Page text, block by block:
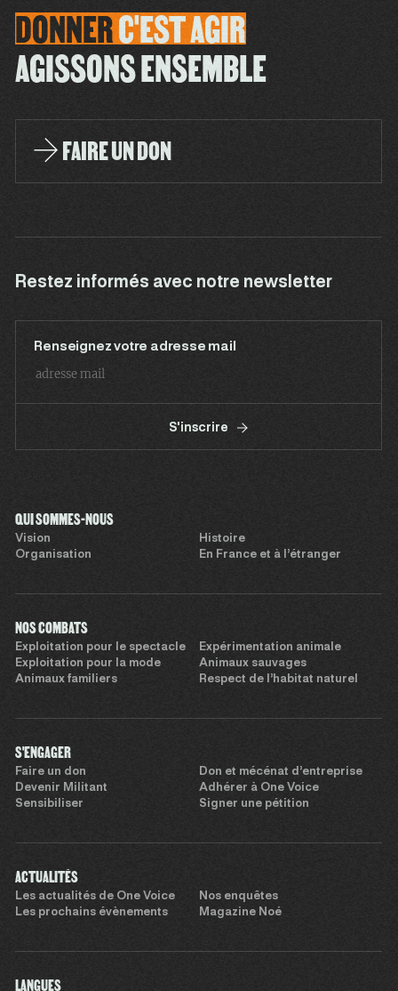
DONNERC'ESTAGIR
AGISSONS ENSEMBLE
FAIRE UN DON
Restez informés avec notre newsletter
Renseignez votre adresse mail
S'inscrire
QUI SOMMES-NOUS
Vision
Histoire
Organisation
En France et à l’étranger
NOS COMBATS
Exploitation pour le spectacle
Expérimentation animale
Exploitation pour la mode
Animaux sauvages
Animaux familiers
Respect de l’habitat naturel
S'ENGAGER
Faire un don
Don et mécénat d’entreprise
Devenir Militant
Adhérer à One Voice
Sensibiliser
Signer une pétition
ACTUALITÉS
Les actualités de One Voice
Nos enquêtes
Les prochains évènements
Magazine Noé
LANGUES